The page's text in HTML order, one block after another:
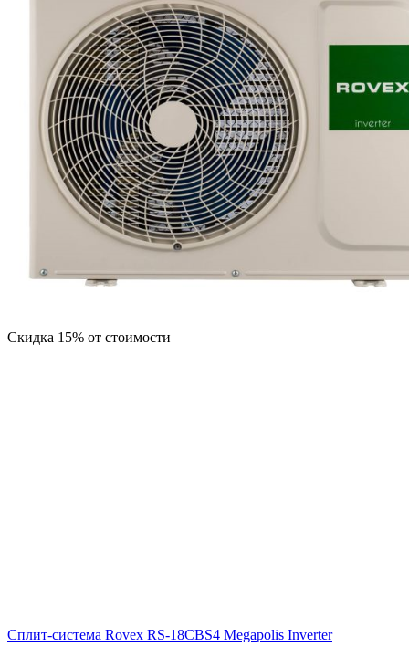
Скидка 15% от стоимости
Сплит-система Rovex RS-18CBS4 Megapolis Inverter